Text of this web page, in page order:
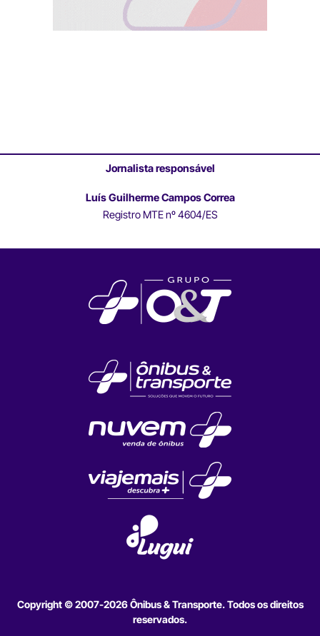
Jornalista responsável
Luís Guilherme Campos Correa
Registro MTE nº 4604/ES
Copyright © 2007-2026 Ônibus & Transporte. Todos os direitos
reservados.